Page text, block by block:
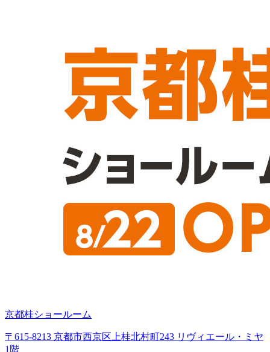
京都桂ショールーム
〒615-8213 京都市西京区上桂北村町243 リヴィエール・ミヤ
1階